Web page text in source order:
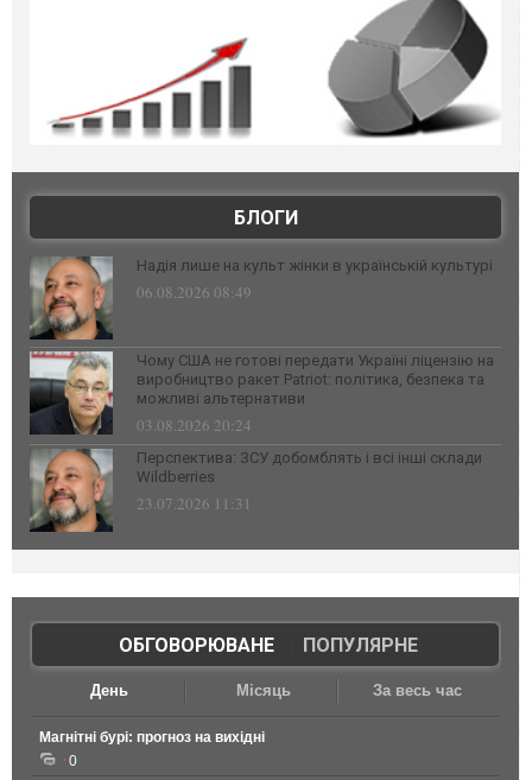
БЛОГИ
Надія лише на культ жінки в українській культурі
06.08.2026 08:49
Чому США не готові передати Україні ліцензію на
виробництво ракет Patriot: політика, безпека та
можливі альтернативи
03.08.2026 20:24
Перспектива: ЗСУ добомблять і всі інші склади
Wildberries
23.07.2026 11:31
ОБГОВОРЮВАНЕ| ПОПУЛЯРНЕ
День Місяць За весь час
Магнітні бурі: прогноз на вихідні
0